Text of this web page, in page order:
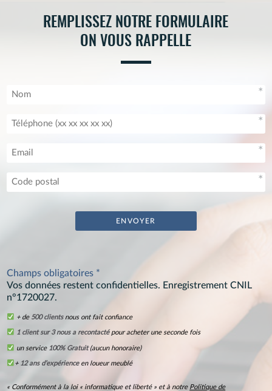
REMPLISSEZ NOTRE FORMULAIRE
ON VOUS RAPPELLE
Champs obligatoires *
Vos données restent confidentielles. Enregistrement CNIL
n°1720027.
+ de 500 clientsnous ont fait confiance
1 client sur 3 nous a recontactépour acheter une seconde fois
un service 100% Gratuit(aucun honoraire)
+12 ans d’expérienceen loueur meublé
« Conformément à la loi « informatique et liberté » et à notre Politique de